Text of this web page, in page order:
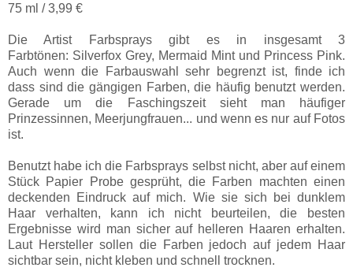
75 ml / 3,99 €
Die Artist Farbsprays gibt es in insgesamt 3
Farbtönen: Silverfox Grey, Mermaid Mint und Princess Pink.
Auch wenn die Farbauswahl sehr begrenzt ist, finde ich
dass sind die gängigen Farben, die häufig benutzt werden.
Gerade um die Faschingszeit sieht man häufiger
Prinzessinnen, Meerjungfrauen... und wenn es nur auf Fotos
ist.
Benutzt habe ich die Farbsprays selbst nicht, aber auf einem
Stück Papier Probe gesprüht, die Farben machten einen
deckenden Eindruck auf mich. Wie sie sich bei dunklem
Haar verhalten, kann ich nicht beurteilen, die besten
Ergebnisse wird man sicher auf helleren Haaren erhalten.
Laut Hersteller sollen die Farben jedoch auf jedem Haar
sichtbar sein, nicht kleben und schnell trocknen.